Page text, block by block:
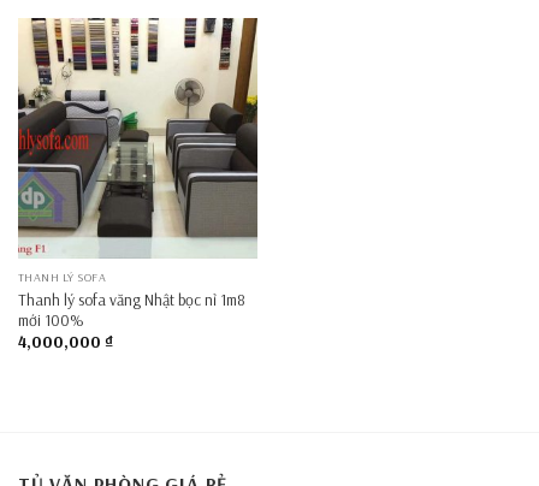
THANH LÝ SOFA
Thanh lý sofa văng Nhật bọc nỉ 1m8
mới 100%
4,000,000 ₫